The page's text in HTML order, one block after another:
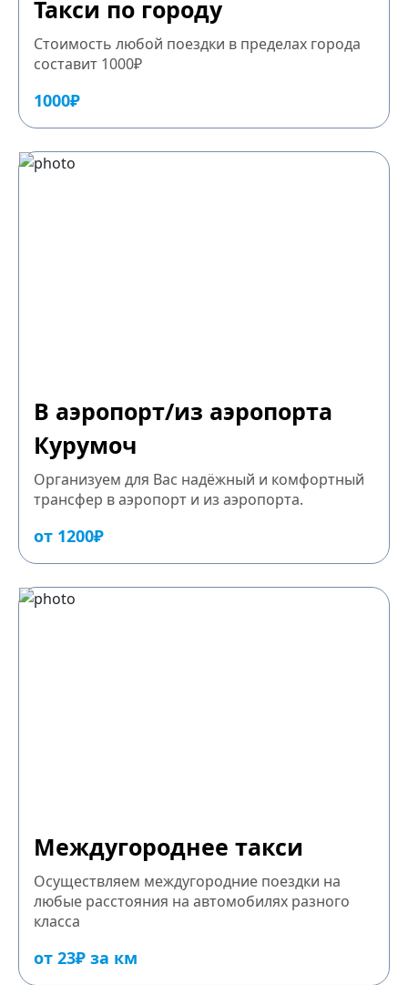
Такси по городу
Стоимость любой поездки в пределах города
составит 1000₽
1000₽
В аэропорт/из аэропорта
Курумоч
Организуем для Вас надёжный и комфортный
трансфер в аэропорт и из аэропорта.
от 1200₽
Междугороднее такси
Осуществляем междугородние поездки на
любые расстояния на автомобилях разного
класса
от 23₽ за км